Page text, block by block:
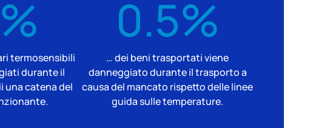
termosensibili
durante il
una catena del
0.5%
… dei beni trasportati viene
danneggiato durante il trasporto a
causa del mancato rispetto delle linee
guida sulle temperature.